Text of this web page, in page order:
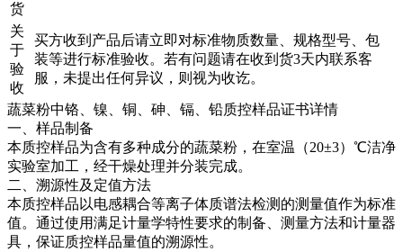
货
关
于
验
收
买方收到产品后请立即对标准物质数量、规格型号、包
装等进行标准验收。若有问题请在收到货3天内联系客
服，未提出任何异议，则视为收讫。
蔬菜粉中铬、镍、铜、砷、镉、铅质控样品证书详情
一、样品制备
本质控样品为含有多种成分的蔬菜粉，在室温（20±3）℃洁净
实验室加工，经干燥处理并分装完成。
二、溯源性及定值方法
本质控样品以电感耦合等离子体质谱法检测的测量值作为标准
值。通过使用满足计量学特性要求的制备、测量方法和计量器
具，保证质控样品量值的溯源性。